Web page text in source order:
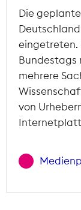
Die
eingetreten.
Bundestags
mehrere
von